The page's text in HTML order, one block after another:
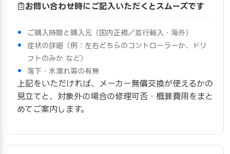
お問い合わせ時にご記入いただくとスムーズです
ご購入時期と購入元（国内正規／並行輸入・海外）
症状の詳細（例：左右どちらのコントローラーか、ドリ
フトのみか など）
落下・水濡れ等の有無
上記をいただければ、メーカー無償交換が使えるかの
見立てと、対象外の場合の修理可否・概算費用をまと
めてご案内します。